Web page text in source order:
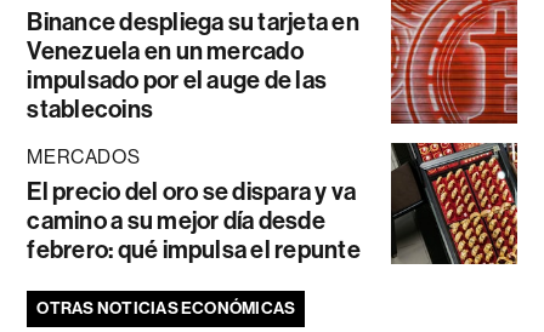
Binance despliega su tarjeta en
Venezuela en un mercado
impulsado por el auge de las
stablecoins
MERCADOS
El precio del oro se dispara y va
camino a su mejor día desde
febrero: qué impulsa el repunte
OTRAS NOTICIAS ECONÓMICAS